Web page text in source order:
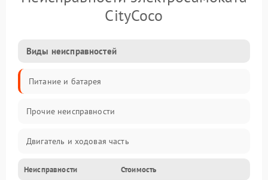
CityCoco
Виды неисправностей
Питание и батарея
Прочие неисправности
Двигатель и ходовая часть
Тормоза и безопасность
Неисправности Стоимость